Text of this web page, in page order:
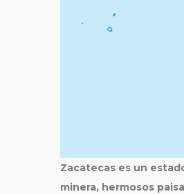
Zacatecas es un
minera, hermosos